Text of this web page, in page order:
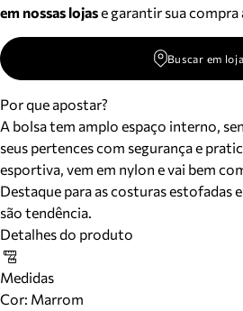
em nossas lojase garantir sua compra
Buscar em
Por que apostar?
A bolsa tem amplo espaço interno,
seus pertences com segurança e
esportiva, vem em nylon e vai bem
Destaque para as costuras estofadas
são tendência.
Detalhes do produto
Medidas
Cor: Marrom